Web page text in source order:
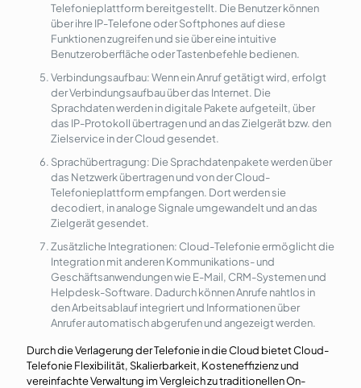
Telefonieplattform bereitgestellt. Die Benutzer können
über ihre IP-Telefone oder Softphones auf diese
Funktionen zugreifen und sie über eine intuitive
Benutzeroberfläche oder Tastenbefehle bedienen.
Verbindungsaufbau: Wenn ein Anruf getätigt wird, erfolgt
der Verbindungsaufbau über das Internet. Die
Sprachdaten werden in digitale Pakete aufgeteilt, über
das IP-Protokoll übertragen und an das Zielgerät bzw. den
Zielservice in der Cloud gesendet.
Sprachübertragung: Die Sprachdatenpakete werden über
das Netzwerk übertragen und von der Cloud-
Telefonieplattform empfangen. Dort werden sie
decodiert, in analoge Signale umgewandelt und an das
Zielgerät gesendet.
Zusätzliche Integrationen: Cloud-Telefonie ermöglicht die
Integration mit anderen Kommunikations- und
Geschäftsanwendungen wie E-Mail, CRM-Systemen und
Helpdesk-Software. Dadurch können Anrufe nahtlos in
den Arbeitsablauf integriert und Informationen über
Anrufer automatisch abgerufen und angezeigt werden.
Durch die Verlagerung der Telefonie in die Cloud bietet Cloud-
Telefonie Flexibilität, Skalierbarkeit, Kosteneffizienz und
vereinfachte Verwaltung im Vergleich zu traditionellen On-